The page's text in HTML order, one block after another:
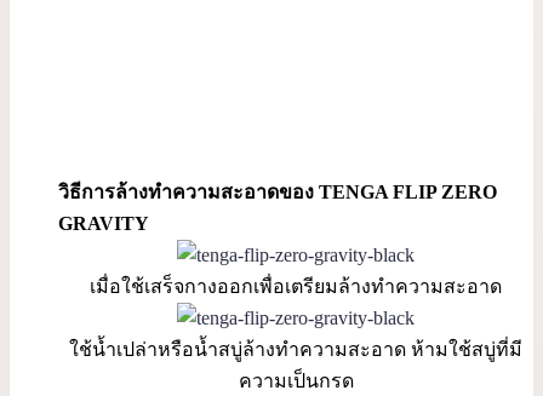
วิธีการล้างทำความสะอาดของ TENGA FLIP ZERO
GRAVITY
เมื่อใช้เสร็จกางออกเพื่อเตรียมล้างทำความสะอาด
ใช้น้ำเปล่าหรือน้ำสบู่ล้างทำความสะอาด ห้ามใช้สบู่ที่มี
ความเป็นกรด